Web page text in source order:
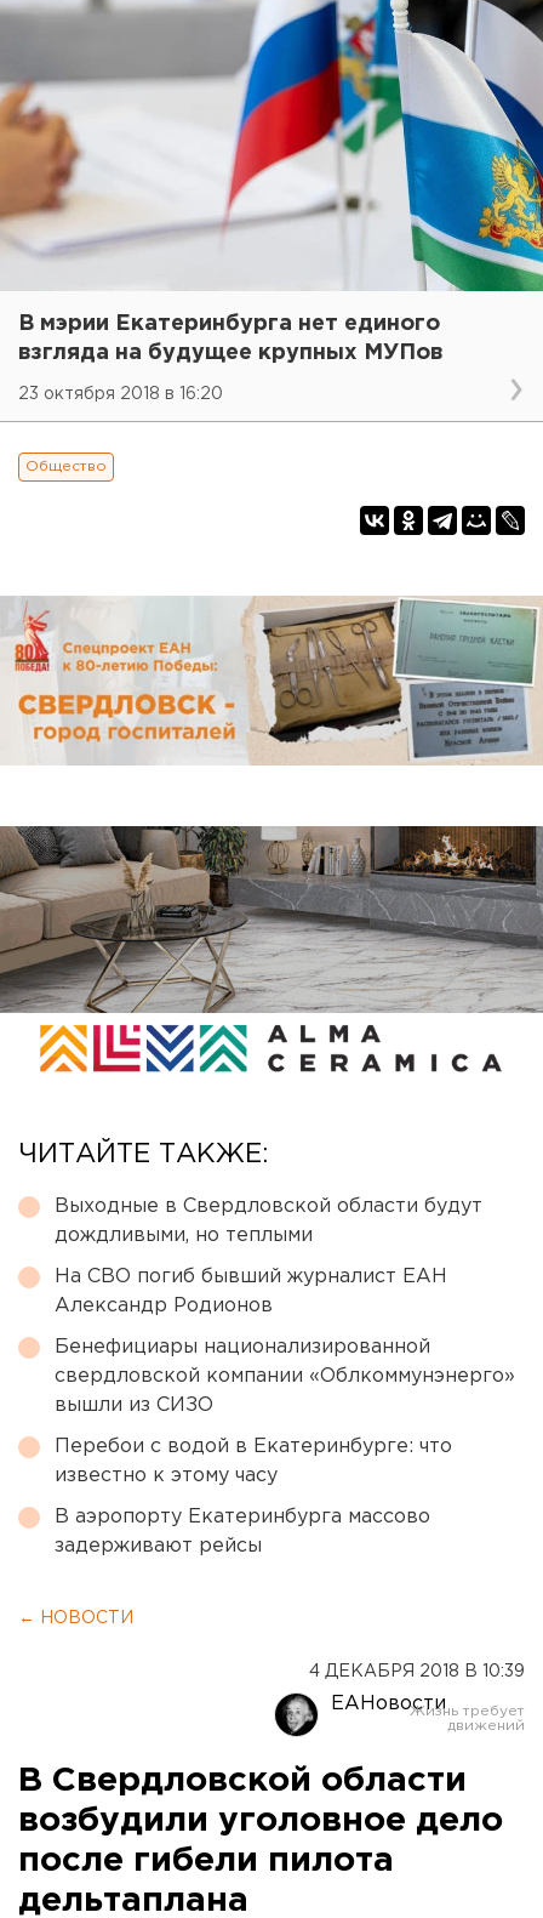
В мэрии Екатеринбурга нет единого
взгляда на будущее крупных МУПов
23 октября 2018 в 16:20
Общество
ЧИТАЙТЕ ТАКЖЕ:
Выходные в Свердловской области будут
дождливыми, но теплыми
На СВО погиб бывший журналист ЕАН
Александр Родионов
Бенефициары национализированной
свердловской компании «Облкоммунэнерго»
вышли из СИЗО
Перебои с водой в Екатеринбурге: что
известно к этому часу
В аэропорту Екатеринбурга массово
задерживают рейсы
← НОВОСТИ
4 ДЕКАБРЯ 2018 В 10:39
ЕАНовости
В Свердловской области
возбудили уголовное дело
после гибели пилота
дельтаплана